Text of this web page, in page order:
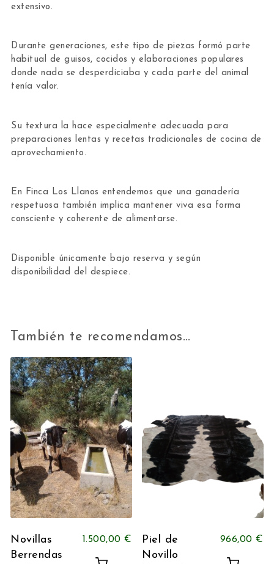
extensivo.
Durante generaciones, este tipo de piezas formó parte
habitual de guisos, cocidos y elaboraciones populares
donde nada se desperdiciaba y cada parte del animal
tenía valor.
Su textura la hace especialmente adecuada para
preparaciones lentas y recetas tradicionales de cocina de
aprovechamiento.
En Finca Los Llanos entendemos que una ganadería
respetuosa también implica mantener viva esa forma
consciente y coherente de alimentarse.
Disponible únicamente bajo reserva y según
disponibilidad del despiece.
También te recomendamos…
Novillas
Berrendas
1.500,00€
Piel de
Novillo
966,00€